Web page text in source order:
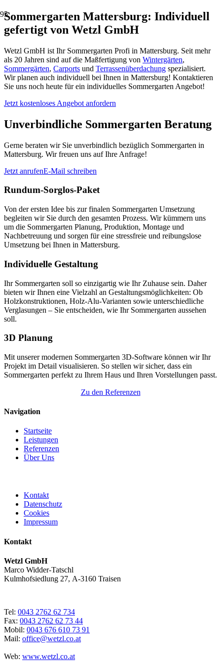
Sommergarten Mattersburg: Individuell
gefertigt von Wetzl GmbH
Wetzl GmbH ist Ihr Sommergarten Profi in Mattersburg. Seit mehr
als 20 Jahren sind auf die Maßfertigung von Wintergärten,
Sommergärten, Carports und Terrassenüberdachung spezialisiert.
Wir planen auch individuell bei Ihnen in Mattersburg! Kontaktieren
Sie uns noch heute für ein individuelles Sommergarten Angebot!
Jetzt kostenloses Angebot anfordern
Unverbindliche Sommergarten Beratung
Gerne beraten wir Sie unverbindlich bezüglich Sommergarten in
Mattersburg. Wir freuen uns auf Ihre Anfrage!
Jetzt anrufenE-Mail schreiben
Rundum-Sorglos-Paket
Von der ersten Idee bis zur finalen Sommergarten Umsetzung
begleiten wir Sie durch den gesamten Prozess. Wir kümmern uns
um die Sommergarten Planung, Produktion, Montage und
Nachbetreuung und sorgen für eine stressfreie und reibungslose
Umsetzung bei Ihnen in Mattersburg.
Individuelle Gestaltung
Ihr Sommergarten soll so einzigartig wie Ihr Zuhause sein. Daher
bieten wir Ihnen eine Vielzahl an Gestaltungsmöglichkeiten: Ob
Holzkonstruktionen, Holz-Alu-Varianten sowie unterschiedliche
Verglasungen – Sie entscheiden, wie Ihr Sommergarten aussehen
soll.
3D Planung
Mit unserer modernen Sommergarten 3D-Software können wir Ihr
Projekt im Detail visualisieren. So stellen wir sicher, dass ein
Sommergarten perfekt zu Ihrem Haus und Ihren Vorstellungen passt.
Zu den Referenzen
Navigation
Startseite
Leistungen
Referenzen
Über Uns
Kontakt
Datenschutz
Cookies
Impressum
Kontakt
Wetzl GmbH
Marco Widder-Tatschl
Kulmhofsiedlung 27, A-3160 Traisen
Tel: 0043 2762 62 734
Fax: 0043 2762 62 73 44
Mobil: 0043 676 610 73 91
Mail: office@wetzl.co.at
Web: www.wetzl.co.at